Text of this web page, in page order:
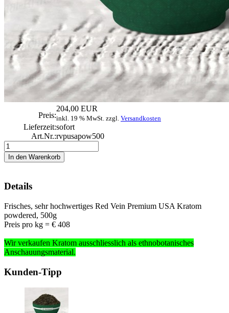
Preis:
204,00 EUR
inkl. 19 % MwSt. zzgl. Versandkosten
Lieferzeit:sofort
Art.Nr.:rvpusapow500
Details
Frisches, sehr hochwertiges Red Vein Premium USA Kratom
powdered, 500g
Preis pro kg = € 408
Wir verkaufen Kratom ausschliesslich als ethnobotanisches
Anschauungsmaterial.
Kunden-Tipp